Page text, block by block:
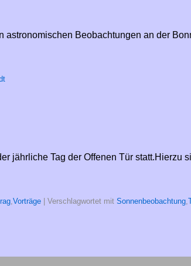
astronomischen Beobachtungen an der
jährliche Tag der Offenen Tür statt.Hierzu
,Vorträge Verschlagwortet mit Sonnenbeobachtung,